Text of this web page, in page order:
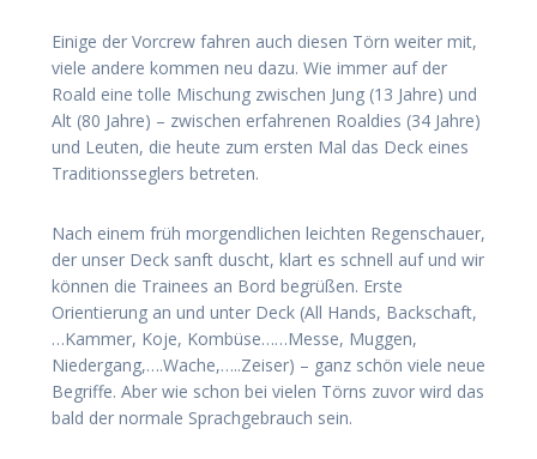
Einige der Vorcrew fahren auch diesen Törn weiter mit,
viele andere kommen neu dazu. Wie immer auf der
Roald eine tolle Mischung zwischen Jung (13 Jahre) und
Alt (80 Jahre) – zwischen erfahrenen Roaldies (34 Jahre)
und Leuten, die heute zum ersten Mal das Deck eines
Traditionsseglers betreten.
Nach einem früh morgendlichen leichten Regenschauer,
der unser Deck sanft duscht, klart es schnell auf und wir
können die Trainees an Bord begrüßen. Erste
Orientierung an und unter Deck (All Hands, Backschaft,
…Kammer, Koje, Kombüse……Messe, Muggen,
Niedergang,….Wache,…..Zeiser) – ganz schön viele neue
Begriffe. Aber wie schon bei vielen Törns zuvor wird das
bald der normale Sprachgebrauch sein.